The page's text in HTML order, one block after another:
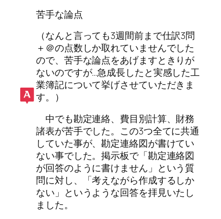
苦手な論点
（なんと言っても3週間前まで仕訳3問
＋＠の点数しか取れていませんでした
ので、苦手な論点をあげますときりが
ないのですが…急成長したと実感した工
業簿記について挙げさせていただきま
す。）
中でも勘定連絡、費目別計算、財務
諸表が苦手でした。この3つ全てに共通
していた事が、勘定連絡図が書けてい
ない事でした。掲示板で「勘定連絡図
が回答のように書けません」という質
問に対し、「考えながら作成するしか
ない」というような回答を拝見いたし
ました。